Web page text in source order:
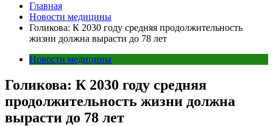
Главная
Новости медицины
Голикова: К 2030 году средняя продолжительность
жизни должна вырасти до 78 лет
Новости медицины
Голикова: К 2030 году средняя
продолжительность жизни должна
вырасти до 78 лет